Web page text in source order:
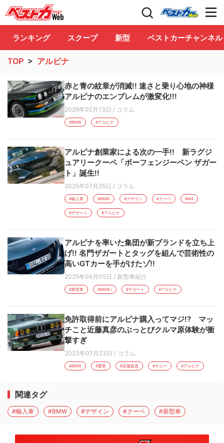
自動車情報誌「ベストカー」 Club
ランキング スクープ 新型 ベストカーチャンネル
TOP > アルピナ
赤と青の紋章が消滅!! 速さと乗り心地の神様
アルピナのエンブレムが激変化!!!
2026年02月13日 / コラム
#BMW #アルピナ
アルピナ創業家による次の一手!! 新ラグジ
ュアリークーペ「ボーフェンジーペン ザガー
ト」誕生!!
2025年07月25日 / コラム
#輸入車 #BMW #デザイン #クーペ #M4
#ザガート #アルピナ
アルピナを率いた集団が新ブランドを立ち上
げ!! 名門ザガートとタッグを組んで芸術性の
高いGTカーを手がけたゾ!!
2025年06月05日 / 新型車紹介
#新型車 #BMW i #ザガート #アルピナ
免許取得前にアルピナ購入ってマジ!? マッ
チこと近藤真彦のぶっとびクルマ原体験が衝
撃すぎ
2023年07月23日 / コラム
#BMW #愛車 #近藤真彦 #サニー #アルピナ
関連タグ
#輸入車 #BMW #デザイン #クーペ #新型車